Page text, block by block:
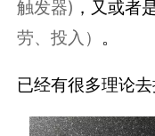
触发器) ，又或者
劳、投入） 。
已经有很多理论